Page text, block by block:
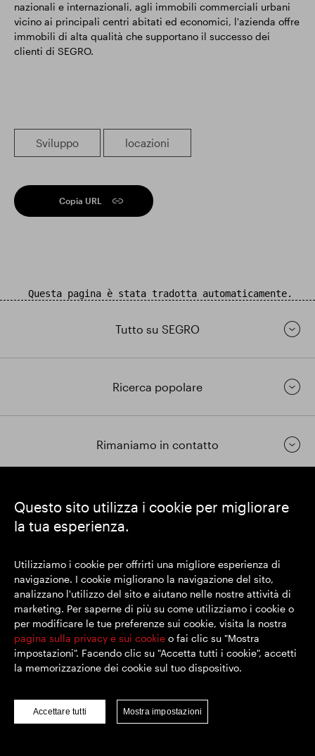
Questo sito utilizza i cookie per migliorare
la tua esperienza.
Utilizziamo i cookie per offrirti una migliore esperienza di
navigazione. I cookie migliorano la navigazione del sito,
analizzano l'utilizzo del sito e aiutano nelle nostre attività di
marketing. Per saperne di più su come utilizziamo i cookie o
per modificare le tue preferenze sui cookie, visita la nostra
pagina sulla privacy e sui cookie o fai clic su "Mostra
impostazioni". Facendo clic su "Accetta tutti i cookie", accetti
la memorizzazione dei cookie sul tuo dispositivo.
Accettare tutti Mostra impostazioni
nazionali e internazionali, agli immobili commerciali urbani
vicino ai principali centri abitati ed economici, l'azienda offre
immobili di alta qualità che supportano il successo dei
clienti di SEGRO.
Sviluppo locazioni
Copia URL
Questa pagina è stata tradotta automaticamente.
Tutto su SEGRO
Ricerca popolare
Rimaniamo in contatto
https://www.linkedin.com/
https://www.youtube.com/
https://twitter.com/
SEGRO plc
Numero di registrazione nel Regno Unito 167591
Luogo di registrazione: Inghilterra e Galles
© SEGRO 2022
Disclaimer
Politica sui cookie